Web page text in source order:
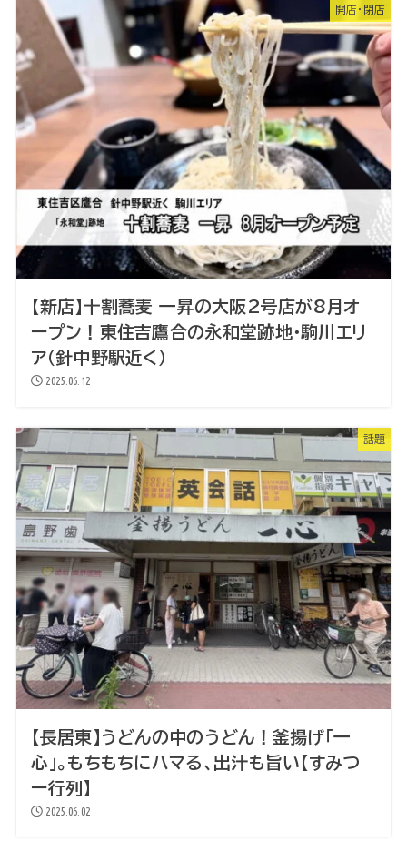
開店・閉店
【新店】十割蕎麦 一昇の大阪2号店が8月オ
ープン！東住吉鷹合の永和堂跡地・駒川エリ
ア（針中野駅近く）
2025.06.12
話題
【長居東】うどんの中のうどん！釜揚げ「一
心」。もちもちにハマる、出汁も旨い【すみつ
ー行列】
2025.06.02